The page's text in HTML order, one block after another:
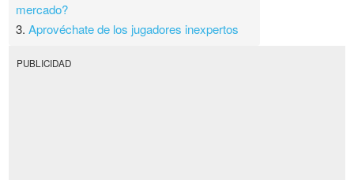
mercado?
3.Aprovéchate de los jugadores inexpertos
PUBLICIDAD